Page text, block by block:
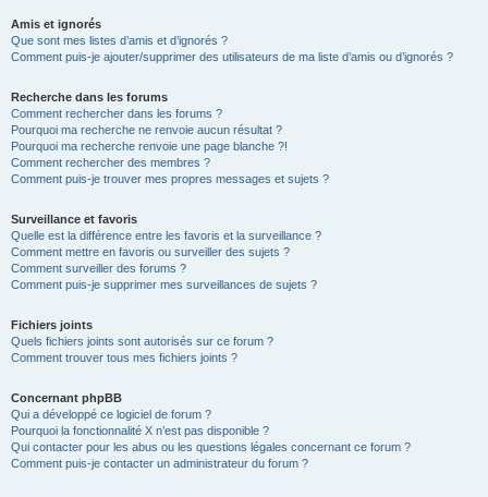
Amis et ignorés
Que sont mes listes d’amis et d’ignorés ?
Comment puis-je ajouter/supprimer des utilisateurs de ma liste d’amis ou d’ignorés ?
Recherche dans les forums
Comment rechercher dans les forums ?
Pourquoi ma recherche ne renvoie aucun résultat ?
Pourquoi ma recherche renvoie une page blanche ?!
Comment rechercher des membres ?
Comment puis-je trouver mes propres messages et sujets ?
Surveillance et favoris
Quelle est la différence entre les favoris et la surveillance ?
Comment mettre en favoris ou surveiller des sujets ?
Comment surveiller des forums ?
Comment puis-je supprimer mes surveillances de sujets ?
Fichiers joints
Quels fichiers joints sont autorisés sur ce forum ?
Comment trouver tous mes fichiers joints ?
Concernant phpBB
Qui a développé ce logiciel de forum ?
Pourquoi la fonctionnalité X n’est pas disponible ?
Qui contacter pour les abus ou les questions légales concernant ce forum ?
Comment puis-je contacter un administrateur du forum ?